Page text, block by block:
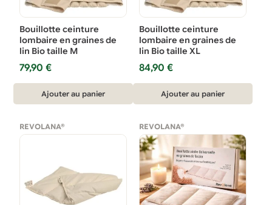
Bouillotte ceinture
lombaire en graines de
lin Bio taille M
79,90€
Ajouter au panier
Bouillotte ceinture
lombaire en graines de
lin Bio taille XL
84,90 €
Ajouter au panier
REVOLANA® REVOLANA®